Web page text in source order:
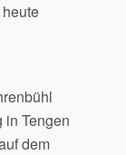
in Tengen
dem